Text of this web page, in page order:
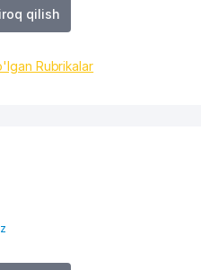
qilish
Rubrikalar